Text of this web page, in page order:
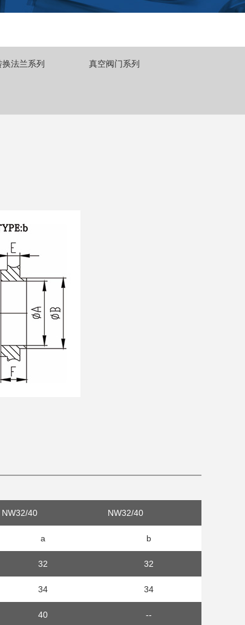
换法兰系列 真空阀门系列
NW32/40 NW32/40
a b
32 32
34 34
40 --